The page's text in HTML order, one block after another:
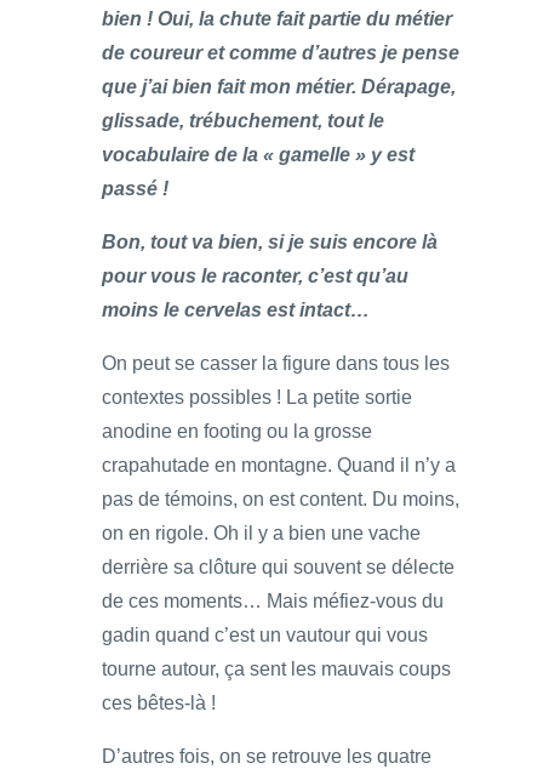
bien ! Oui, la chute fait partie du métier
de coureur et comme d’autres je pense
que j’ai bien fait mon métier. Dérapage,
glissade, trébuchement, tout le
vocabulaire de la « gamelle » y est
passé !
Bon, tout va bien, si je suis encore là
pour vous le raconter, c’est qu’au
moins le cervelas est intact…
On peut se casser la figure dans tous les
contextes possibles ! La petite sortie
anodine en footing ou la grosse
crapahutade en montagne. Quand il n’y a
pas de témoins, on est content. Du moins,
on en rigole. Oh il y a bien une vache
derrière sa clôture qui souvent se délecte
de ces moments… Mais méfiez-vous du
gadin quand c’est un vautour qui vous
tourne autour, ça sent les mauvais coups
ces bêtes-là !
D’autres fois, on se retrouve les quatre